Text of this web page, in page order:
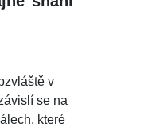
v
se na
které